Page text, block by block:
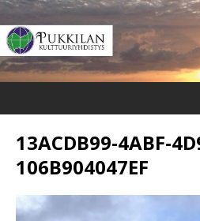
13ACDB99-4ABF-
106B904047EF